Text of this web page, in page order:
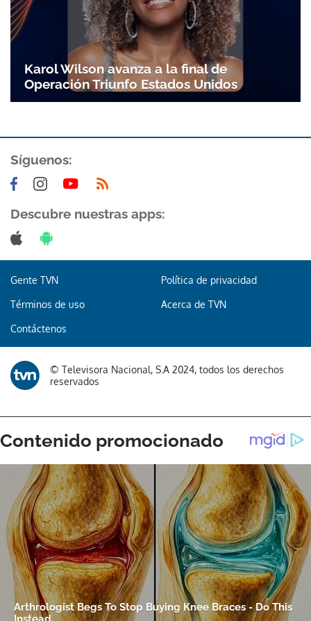
Gracias por suscribirte a nuestro boletín.
ACEPTAR
Karol Wilson avanza a la final de
Operación Triunfo Estados Unidos
Síguenos:
Descubre nuestras apps:
Gente TVN Política de privacidad
Términos de uso Acerca de TVN
Contáctenos
© Televisora Nacional, S.A 2024, todos los derechos
reservados